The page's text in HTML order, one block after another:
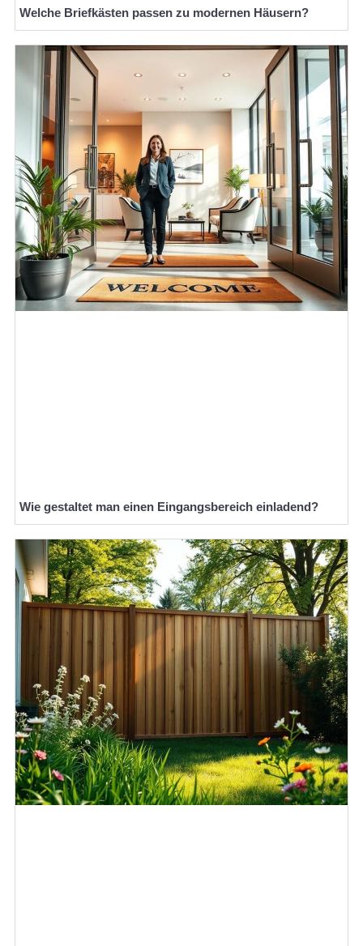
Welche Briefkästen passen zu modernen Häusern?
Wie gestaltet man einen Eingangsbereich einladend?